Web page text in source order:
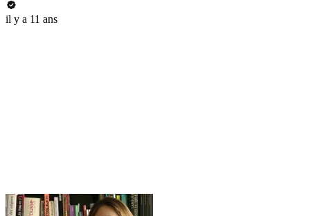
il y a 11 ans